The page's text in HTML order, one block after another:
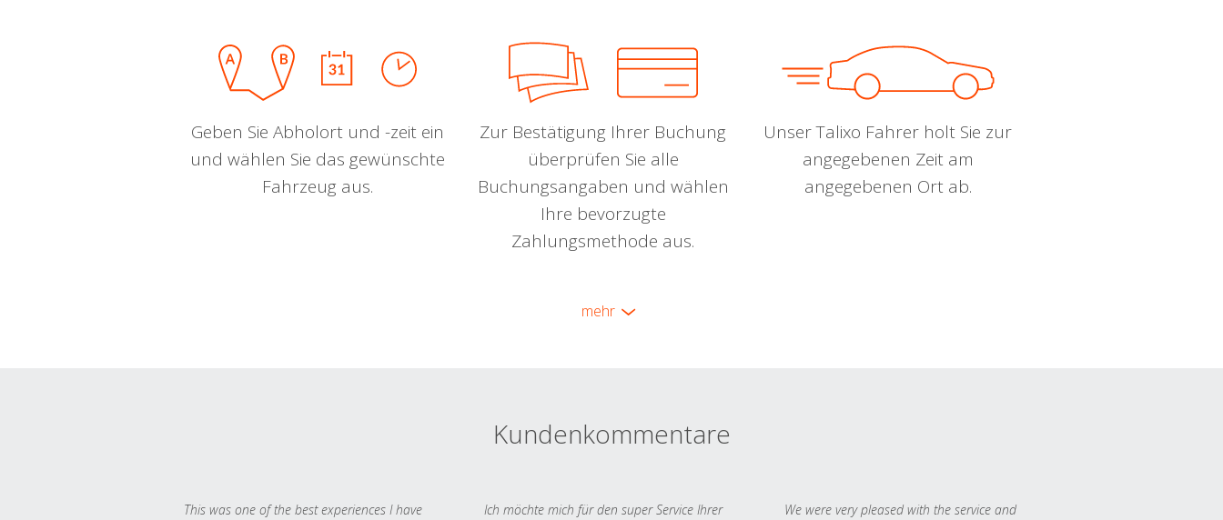
Geben Sie Abholort und -zeit ein
und wählen Sie das gewünschte
Fahrzeug aus.
Zur Bestätigung Ihrer Buchung
überprüfen Sie alle
Buchungsangaben und wählen
Ihre bevorzugte
Zahlungsmethode aus.
Unser Talixo Fahrer holt Sie zur
angegebenen Zeit am
angegebenen Ort ab.
mehr
Kundenkommentare
This was one of the best experiences I have
Ich möchte mich für den super Service Ihrer
We were very pleased with the service and